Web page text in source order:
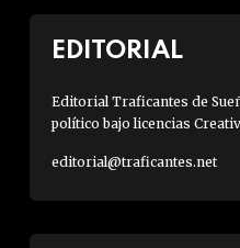
EDITORIAL
Editorial Traficantes de
político bajo licencias
editorial@traficantes.net